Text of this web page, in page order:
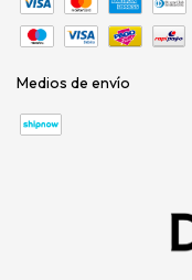
Medios de envío